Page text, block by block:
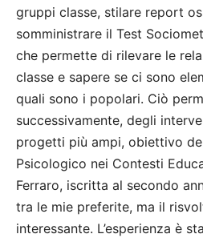
gruppi classe, stilare report
somministrare il Test
che permette di rilevare le
classe e sapere se ci sono
quali sono i popolari. Ciò
successivamente, degli
progetti più ampi, obiettivo
Psicologico nei Contesti
Ferraro, iscritta al secondo
tra le mie preferite, ma il
interessante. L’esperienza è